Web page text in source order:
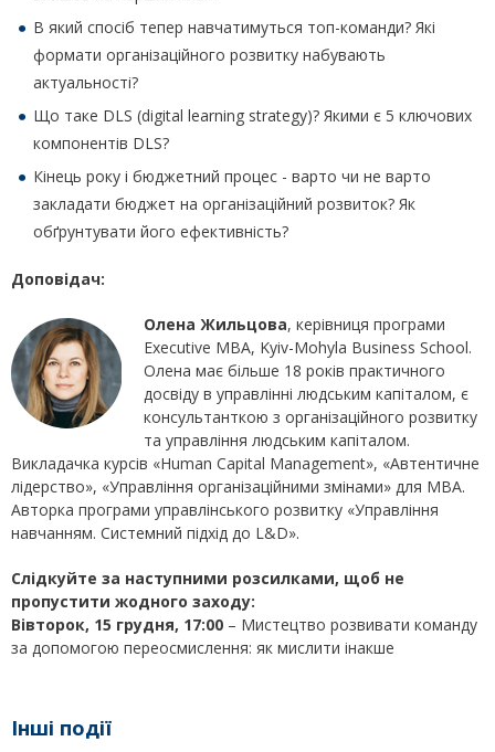
В який спосіб тепер навчатимуться топ-команди? Які
формати організаційного розвитку набувають
актуальності?
Що таке DLS (digital learning strategy)? Якими є 5 ключових
компонентів DLS?
Кінець року і бюджетний процес - варто чи не варто
закладати бюджет на організаційний розвиток? Як
обґрунтувати його ефективність?
Доповідач:
Олена Жильцова, керівниця програми
Executive MBA, Kyiv-Mohyla Business School.
Олена має більше 18 років практичного
досвіду в управлінні людським капіталом, є
консультанткою з організаційного розвитку
та управління людським капіталом.
Викладачка курсів «Human Capital Management», «Автентичне
лідерство», «Управління організаційними змінами» для МВА.
Авторка програми управлінського розвитку «Управління
навчанням. Системний підхід до L&D».
Слідкуйте за наступними розсилками, щоб не
пропустити жодного заходу:
Вівторок, 15 грудня, 17:00 – Мистецтво розвивати команду
за допомогою переосмислення: як мислити інакше
Інші події